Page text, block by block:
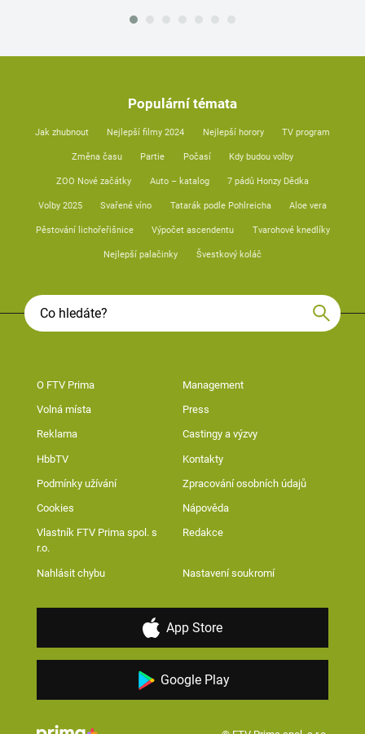
Populární témata
Jak zhubnout Nejlepší filmy 2024 Nejlepší horory TV program
Změna času Partie Počasí Kdy budou volby
ZOO Nové začátky Auto – katalog 7 pádů Honzy Dědka
Volby 2025 Svařené víno Tatarák podle Pohlreicha Aloe vera
Pěstování lichořeřišnice Výpočet ascendentu Tvarohové knedlíky
Nejlepší palačinky Švestkový koláč
O FTV Prima Management
Volná místa Press
Reklama Castingy a výzvy
HbbTV Kontakty
Podmínky užívání Zpracování osobních údajů
Cookies Nápověda
Vlastník FTV Prima spol. s
r.o.
Redakce
Nahlásit chybu Nastavení soukromí
App Store
Google Play